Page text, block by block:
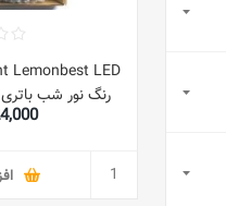
رنگ نور شب